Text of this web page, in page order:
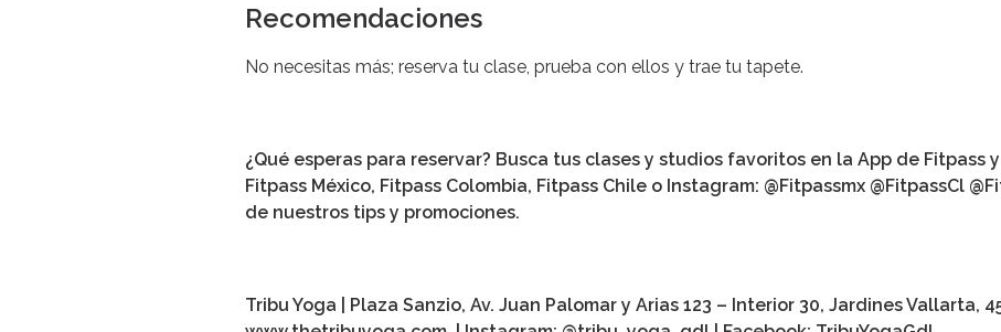
Recomendaciones
No necesitas más; reserva tu clase, prueba con ellos y trae tu tapete.
¿Qué esperas para reservar? Busca tus clases y studios favoritos en la App de Fitpass
Fitpass México, Fitpass Colombia, Fitpass Chile o Instagram: @Fitpassmx @FitpassCl
de nuestros tips y promociones.
Tribu Yoga Plaza Sanzio, Av. Juan Palomar y Arias 123 – Interior 30, Jardines Vallarta,